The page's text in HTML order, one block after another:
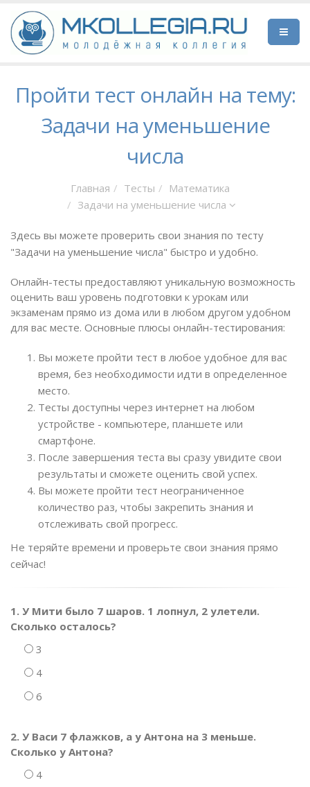
Пройти тест онлайн на тему:
Задачи на уменьшение
числа
Главная Тесты
Математика
Задачи на уменьшение числа
Здесь вы можете проверить свои знания по тесту
"Задачи на уменьшение числа" быстро и удобно.
Онлайн-тесты предоставляют уникальную возможность
оценить ваш уровень подготовки к урокам или
экзаменам прямо из дома или в любом другом удобном
для вас месте. Основные плюсы онлайн-тестирования:
Вы можете пройти тест в любое удобное для вас
время, без необходимости идти в определенное
место.
Тесты доступны через интернет на любом
устройстве - компьютере, планшете или
смартфоне.
После завершения теста вы сразу увидите свои
результаты и сможете оценить свой успех.
Вы можете пройти тест неограниченное
количество раз, чтобы закрепить знания и
отслеживать свой прогресс.
Не теряйте времени и проверьте свои знания прямо
сейчас!
1. У Мити было 7 шаров. 1 лопнул, 2 улетели.
Сколько осталось?
3
4
6
2. У Васи 7 флажков, а у Антона на 3 меньше.
Сколько у Антона?
4